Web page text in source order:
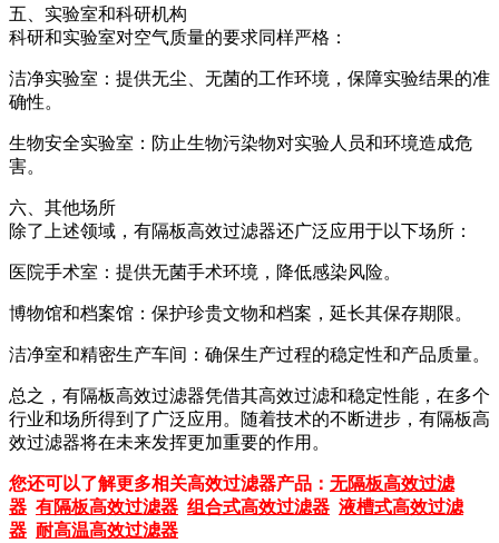
五、实验室和科研机构
科研和实验室对空气质量的要求同样严格：
洁净实验室：提供无尘、无菌的工作环境，保障实验结果的准
确性。
生物安全实验室：防止生物污染物对实验人员和环境造成危
害。
六、其他场所
除了上述领域，有隔板高效过滤器还广泛应用于以下场所：
医院手术室：提供无菌手术环境，降低感染风险。
博物馆和档案馆：保护珍贵文物和档案，延长其保存期限。
洁净室和精密生产车间：确保生产过程的稳定性和产品质量。
总之，有隔板高效过滤器凭借其高效过滤和稳定性能，在多个
行业和场所得到了广泛应用。随着技术的不断进步，有隔板高
效过滤器将在未来发挥更加重要的作用。
您还可以了解更多相关高效过滤器产品： 无隔板高效过滤
器 有隔板高效过滤器 组合式高效过滤器 液槽式高效过滤
器 耐高温高效过滤器